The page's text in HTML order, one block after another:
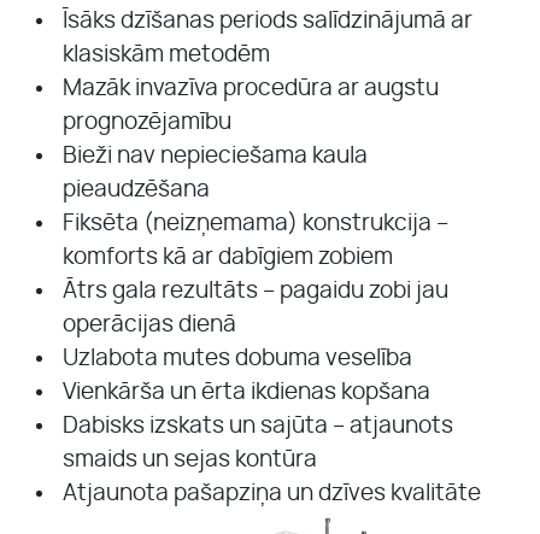
Īsāks dzīšanas periods salīdzinājumā ar
klasiskām metodēm
Mazāk invazīva procedūra ar augstu
prognozējamību
Bieži nav nepieciešama kaula
pieaudzēšana
Fiksēta (neizņemama) konstrukcija –
komforts kā ar dabīgiem zobiem
Ātrs gala rezultāts – pagaidu zobi jau
operācijas dienā
Uzlabota mutes dobuma veselība
Vienkārša un ērta ikdienas kopšana
Dabisks izskats un sajūta – atjaunots
smaids un sejas kontūra
Atjaunota pašapziņa un dzīves kvalitāte